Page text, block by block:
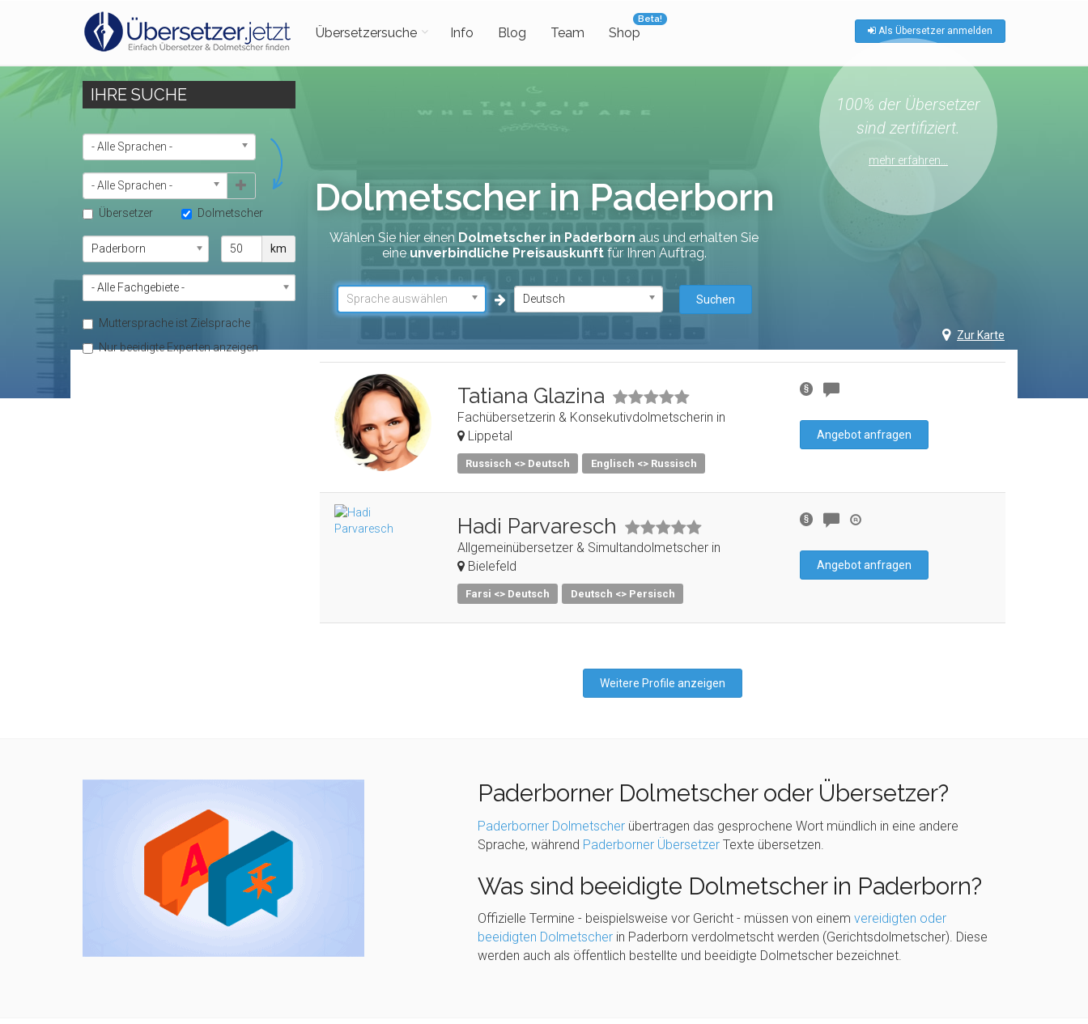
Übersetzersuche Info Blog Team Shop
Beta!
Als Übersetzer anmelden
100% der Übersetzer
sind zertifiziert.
mehr erfahren...
Dolmetscher in Paderborn
Wählen Sie hier einen Dolmetscher in Paderborn aus und erhalten Sie
eine unverbindliche Preisauskunftfür Ihren Auftrag.
Sprache auswählen Deutsch Suchen
Zur Karte
Tatiana Glazina
Fachübersetzerin & Konsekutivdolmetscherin in
Lippetal
Russisch <> Deutsch Englisch <> Russisch
Angebot anfragen
Hadi Parvaresch
Allgemeinübersetzer & Simultandolmetscher in
Bielefeld
Farsi <> Deutsch Deutsch <> Persisch
Angebot anfragen
Weitere Profile anzeigen
IHRE SUCHE
SPRACHEN
- Alle Sprachen -
- Alle Sprachen -
Übersetzer Dolmetscher
ORT ENTFERNUNG
km
FACHGEBIET
- Alle Fachgebiete -
Muttersprache ist Zielsprache
Nur beeidigte Experten anzeigen
Paderborner Dolmetscher oder Übersetzer?
Paderborner Dolmetscherübertragen das gesprochene Wort mündlich in eine andere
Sprache, während Paderborner ÜbersetzerTexte übersetzen.
Was sind beeidigte Dolmetscher in Paderborn?
Offizielle Termine - beispielsweise vor Gericht - müssen von einem vereidigten oder
beeidigten Dolmetscherin Paderborn verdolmetscht werden (Gerichtsdolmetscher). Diese
werden auch als öffentlich bestellte und beeidigte Dolmetscher bezeichnet.